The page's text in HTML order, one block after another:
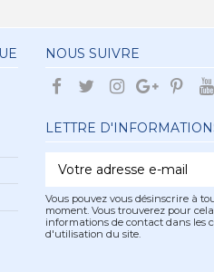
NOUS SUIVRE
LETTRE
Vous pouvez vous désinscrire à
moment. Vous trouverez pour
informations de contact dans les
d'utilisation du site.